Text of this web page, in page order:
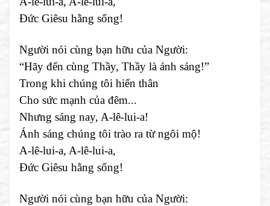
Đức Giêsu hằng sống!
Người nói cùng bạn hữu của Người:
“Hãy đến cùng Thầy, Thầy là ánh sáng!”
Trong khi chúng tôi hiến thân
Cho sức mạnh của đêm...
Nhưng sáng nay, A-lê-lui-a!
Ánh sáng chúng tôi trào ra từ ngôi mộ!
A-lê-lui-a, A-lê-lui-a,
Đức Giêsu hằng sống!
Người nói cùng bạn hữu của Người: